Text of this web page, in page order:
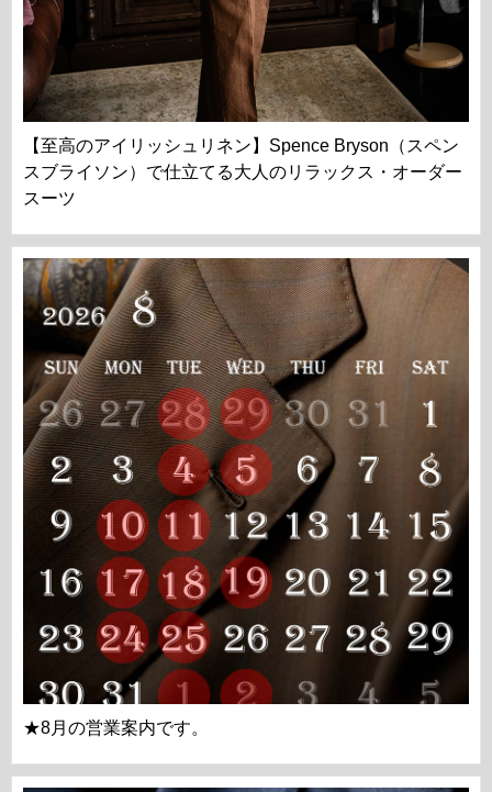
【至高のアイリッシュリネン】Spence Bryson（スペン
スブライソン）で仕立てる大人のリラックス・オーダー
スーツ
★8月の営業案内です。